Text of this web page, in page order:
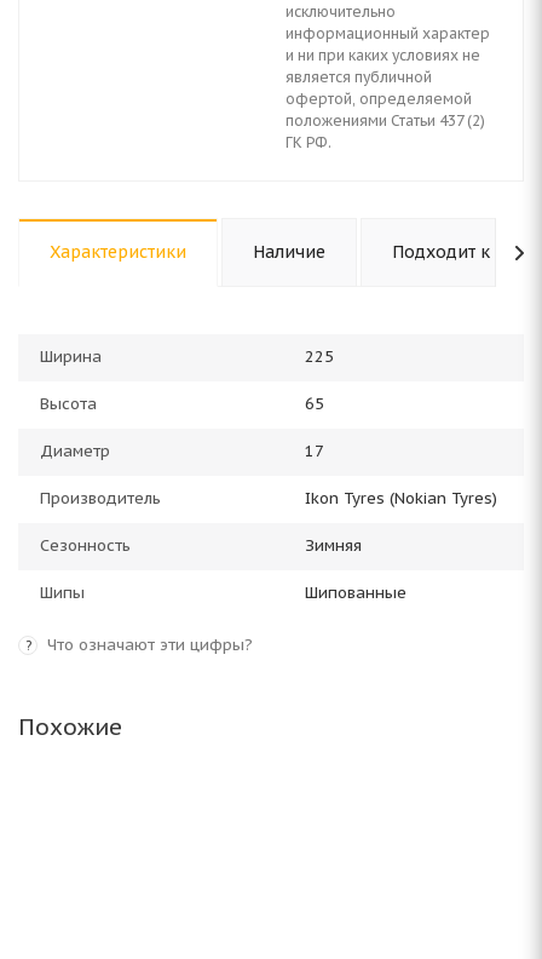
исключительно
информационный характер
и ни при каких условиях не
является публичной
офертой, определяемой
положениями Статьи 437 (2)
ГК РФ.
Характеристики Наличие Подходит к авто
Ширина 225
Высота 65
Диаметр 17
Производитель Ikon Tyres (Nokian Tyres)
Сезонность Зимняя
Шипы Шипованные
? Что означают эти цифры?
Похожие